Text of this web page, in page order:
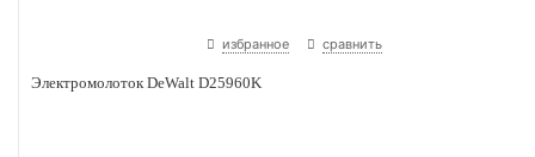
избранное сравнить
Электромолоток DeWalt D25960K